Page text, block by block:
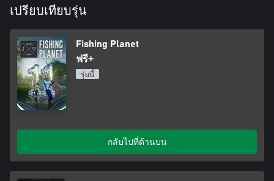
เปรียบเทียบรุ่น
Fishing Planet
ฟรี+
รุ่นนี้
กลับไปที่ด้านบน